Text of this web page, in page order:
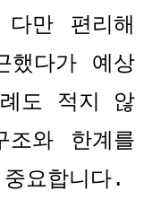
다만 편리해
했다가 예상
도 적지 않
조와 한계를
요합니다.